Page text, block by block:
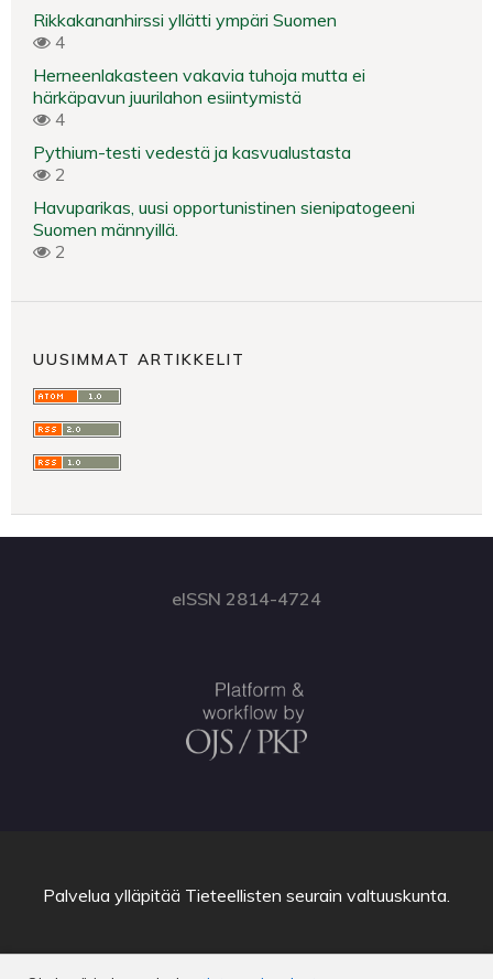
Rikkakananhirssi yllätti ympäri Suomen
4
Herneenlakasteen vakavia tuhoja mutta ei
härkäpavun juurilahon esiintymistä
4
Pythium-testi vedestä ja kasvualustasta
2
Havuparikas, uusi opportunistinen sienipatogeeni
Suomen männyillä.
2
UUSIMMAT ARTIKKELIT
eISSN 2814-4724
Palvelua ylläpitää Tieteellisten seurain valtuuskunta.